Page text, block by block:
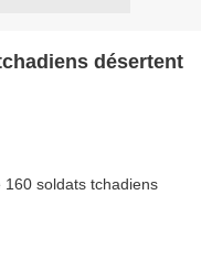
désertent